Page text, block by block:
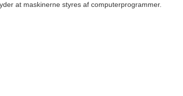
at maskinerne styres af computerprogrammer.